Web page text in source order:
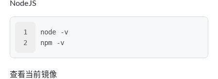
NodeJS
1
2
node -v
npm -v
查看当前镜像